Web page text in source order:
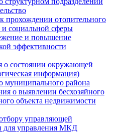
прохождении отопительного
социальной сферы
и повышение
эффективности
о состоянии окружающей
информация)
муниципального района
о выявлении бесхозяйного
объекта недвижимости
управляющей
для управления МКД